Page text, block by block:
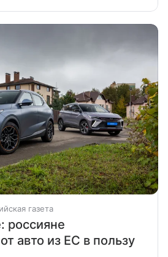
газета
россияне
авто из ЕС в пользу